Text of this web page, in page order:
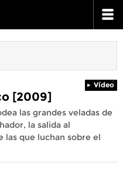
Vídeo
[2009]
las grandes veladas de
la salida al
las que luchan sobre el